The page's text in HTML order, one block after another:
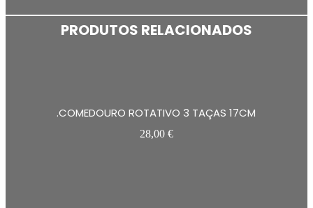
PRODUTOS RELACIONADOS
.COMEDOURO ROTATIVO 3 TAÇAS 17CM
28,00 €